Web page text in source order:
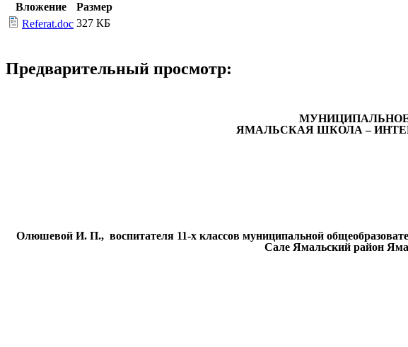
Вложение
Размер
Referat.doc 327 КБ
Предварительный просмотр:
ЯМАЛЬСКАЯ ШКОЛА –
Олюшевой И. П., воспитателя 11-х классов муниципальной
Сале Ямальский район